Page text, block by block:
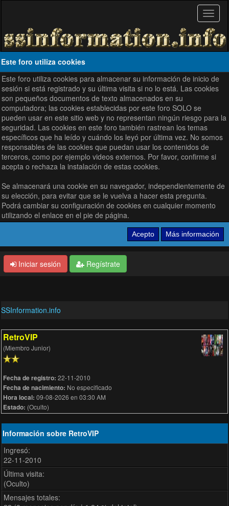
Este foro utiliza cookies
Este foro utiliza cookies para almacenar su información de inicio de
sesión si está registrado y su última visita si no lo está. Las cookies
son pequeños documentos de texto almacenados en su
computadora; las cookies establecidas por este foro SOLO se
pueden usar en este sitio web y no representan ningún riesgo para la
seguridad. Las cookies en este foro también rastrean los temas
específicos que ha leído y cuándo los leyó por última vez. No somos
responsables de las cookies que puedan usar los contenidos de
terceros, como por ejemplo videos externos. Por favor, confirme si
acepta o rechaza la instalación de estas cookies.
Se almacenará una cookie en su navegador, independientemente de
su elección, para evitar que se le vuelva a hacer esta pregunta.
Podrá cambiar su configuración de cookies en cualquier momento
utilizando el enlace en el pie de página.
Iniciar sesión Regístrate
SSInformation.info
RetroVIP
(Miembro Junior)
Fecha de registro: 22-11-2010
Fecha de nacimiento: No especificado
Hora local: 09-08-2026 en 03:30 AM
Estado: (Oculto)
Información sobre RetroVIP
Ingresó:
22-11-2010
Última visita:
(Oculto)
Mensajes totales: